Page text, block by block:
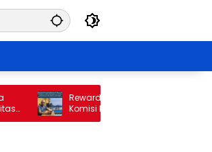
Reward di Tengah Kerugian Rp34
Komisi II DPRD Bengkulu Utara
Pemanggilan Pihak Perumda